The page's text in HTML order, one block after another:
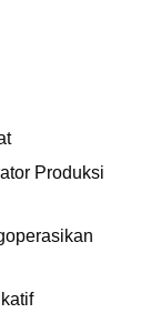
Produksi